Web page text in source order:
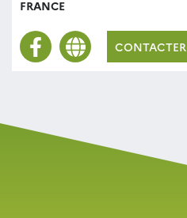
FRANCE
CONTACTER